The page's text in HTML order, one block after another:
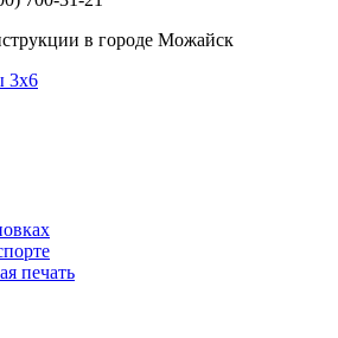
в городе Можайск
3х6
печать